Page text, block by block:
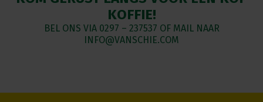
KOFFIE!
BEL ONS VIA 0297 – 237537 OF MAIL NAAR
INFO@VANSCHIE.COM